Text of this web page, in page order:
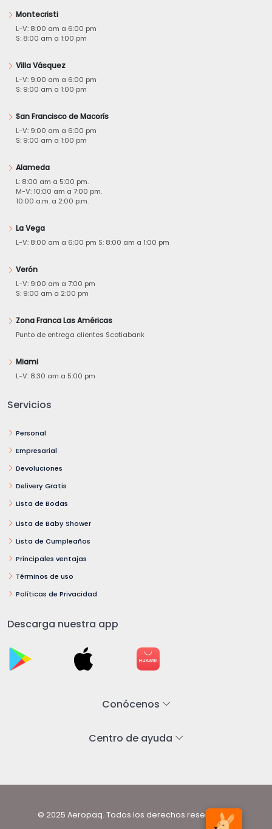
Montecristi
L-V: 8:00 am a 6:00 pm
S: 8:00 am a 1:00 pm
Villa Vásquez
L-V: 9:00 am a 6:00 pm
S: 9:00 am a 1:00 pm
San Francisco de Macorís
L-V: 9:00 am a 6:00 pm
S: 9:00 am a 1:00 pm
Alameda
L: 8:00 am a 5:00 pm.
M-V: 10:00 am a 7:00 pm.
10:00 a.m. a 2:00 p.m.
La Vega
L-V: 8:00 am a 6:00 pm S: 8:00 am a 1:00 pm
Verón
L-V: 9:00 am a 7:00 pm
S: 9:00 am a 2:00 pm
Zona Franca Las Américas
Punto de entrega clientes Scotiabank
Miami
L-V: 8:30 am a 5:00 pm
Servicios
Personal
Empresarial
Devoluciones
Delivery Gratis
Lista de Bodas
Lista de Baby Shower
Lista de Cumpleaños
Principales ventajas
Términos de uso
Políticas de Privacidad
Descarga nuestra app
Conócenos
Centro de ayuda
© 2025 Aeropaq. Todos los derechos reservados.